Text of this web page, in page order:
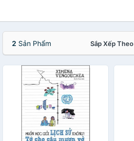
2 Sản Phẩm Sắp Xếp Theo